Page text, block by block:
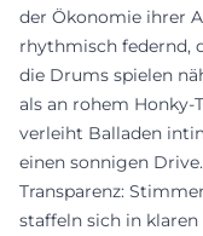
der Ökonomie ihrer
rhythmisch federnd,
die Drums spielen
als an rohem Honky-
verleiht Balladen
einen sonnigen
Transparenz:
staffeln sich in